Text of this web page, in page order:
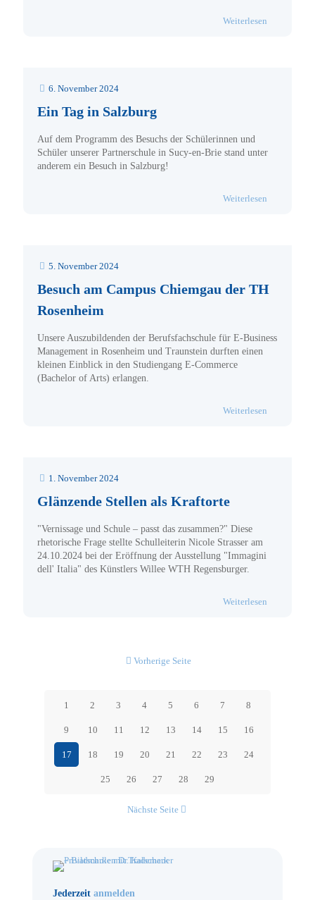
Weiterlesen
6. November 2024
Ein Tag in Salzburg
Auf dem Programm des Besuchs der Schülerinnen und
Schüler unserer Partnerschule in Sucy-en-Brie stand unter
anderem ein Besuch in Salzburg!
Weiterlesen
5. November 2024
Besuch am Campus Chiemgau der TH
Rosenheim
Unsere Auszubildenden der Berufsfachschule für E-Business
Management in Rosenheim und Traunstein durften einen
kleinen Einblick in den Studiengang E-Commerce
(Bachelor of Arts) erlangen.
Weiterlesen
1. November 2024
Glänzende Stellen als Kraftorte
"Vernissage und Schule – passt das zusammen?" Diese
rhetorische Frage stellte Schulleiterin Nicole Strasser am
24.10.2024 bei der Eröffnung der Ausstellung "Immagini
dell' Italia" des Künstlers Willee WTH Regensburger.
Weiterlesen
Vorherige Seite
1 2 3 4 5 6 7 8
9 10 11 12 13 14 15 16
17 18 19 20 21 22 23 24
25 26 27 28 29
Nächste Seite
Jederzeit anmelden